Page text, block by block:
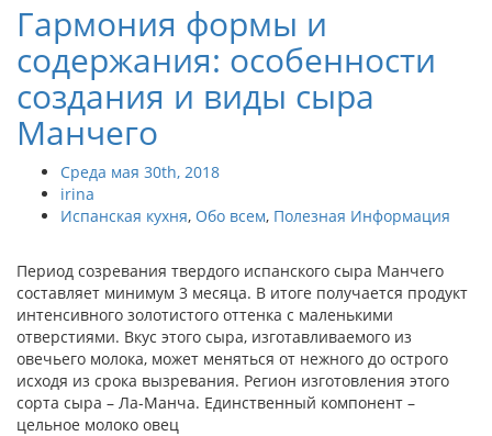
Гармония формы и
содержания: особенности
создания и виды сыра
Манчего
Среда мая 30th, 2018
irina
Испанская кухня, Обо всем, Полезная Информация
Период созревания твердого испанского сыра Манчего
составляет минимум 3 месяца. В итоге получается продукт
интенсивного золотистого оттенка с маленькими
отверстиями. Вкус этого сыра, изготавливаемого из
овечьего молока, может меняться от нежного до острого
исходя из срока вызревания. Регион изготовления этого
сорта сыра – Ла-Манча. Единственный компонент –
цельное молоко овец